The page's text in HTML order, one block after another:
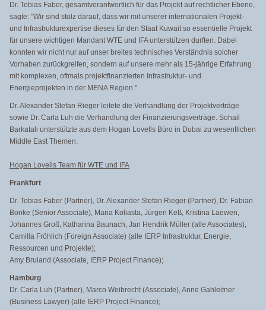
Dr. Tobias Faber, gesamtverantwortlich für das Projekt auf rechtlicher Ebene,
sagte: "Wir sind stolz darauf, dass wir mit unserer internationalen Projekt-
und Infrastrukturexpertise dieses für den Staat Kuwait so essentielle Projekt
für unsere wichtigen Mandant WTE und IFA unterstützen durften. Dabei
konnten wir nicht nur auf unser breites technisches Verständnis solcher
Vorhaben zurückgreifen, sondern auf unsere mehr als 15-jährige Erfahrung
mit komplexen, oftmals projektfinanzierten Infrastruktur- und
Energieprojekten in der MENA Region."
Dr. Alexander Stefan Rieger leitete die Verhandlung der Projektverträge
sowie Dr. Carla Luh die Verhandlung der Finanzierungsverträge. Sohail
Barkatali unterstützte aus dem Hogan Lovells Büro in Dubai zu wesentlichen
Middle East Themen.
Hogan Lovells Team für WTE und IFA
Frankfurt
Dr. Tobias Faber (Partner), Dr. Alexander Stefan Rieger (Partner), Dr. Fabian
Bonke (Senior Associate), Maria Koliasta, Jürgen Keß, Kristina Laewen,
Johannes Groß, Katharina Baunach, Jan Hendrik Müller (alle Associates),
Camilla Fröhlich (Foreign Associate) (alle IERP Infrastruktur, Energie,
Ressourcen und Projekte);
Amy Bruland (Associate, IERP Project Finance);
Hamburg
Dr. Carla Luh (Partner), Marco Weibrecht (Associate), Anne Gahleitner
(Business Lawyer) (alle IERP Project Finance);